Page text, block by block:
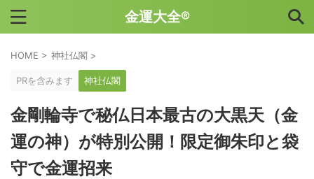
金運大全®
HOME > 神社仏閣 >
PRを含みます 神社仏閣
金剛輪寺で秘仏日本最古の大黒天（金
運の神）が特別公開！限定御朱印と袋
守で金運招来